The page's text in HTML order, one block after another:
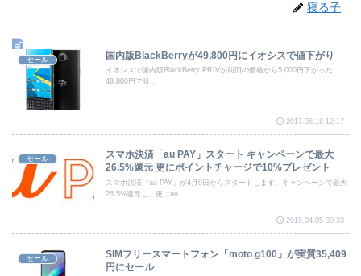
寝る子
セール 国内版BlackBerryが49,800円にイオシスで値下がり
イオシスで国内版BlackBerry PRIVが前回の価格から5,000円下がった
49,800円で販...
2017.06.18 12:17
セール
スマホ決済「au PAY」スタート キャンペーンで最大
26.5%還元 更にポイントチャージで10%プレゼント
スマホ決済「au PAY」が4月9日からスタートします。キャンペーンで最大
26.5%還元し、更にau...
2019.04.05 00:33
セール
SIMフリースマートフォン「moto g100」が実質35,409
円にセール